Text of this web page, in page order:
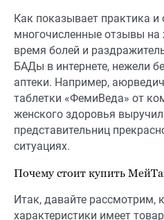
Как показывает практика и
многочисленные отзывы
время болей и
БАДы в интернете, нежели
аптеки. Например,
таблетки «ФемиВеда» от
женского здоровья
представительниц
ситуациях.
Почему стоит купить
Итак, давайте рассмотрим,
характеристики имеет